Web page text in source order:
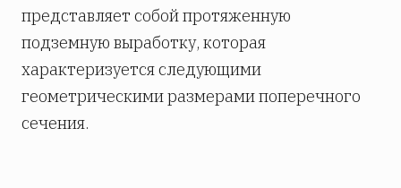
представляет собой протяженную
подземную выработку, которая
характеризуется следующими
геометрическими размерами поперечного
сечения.